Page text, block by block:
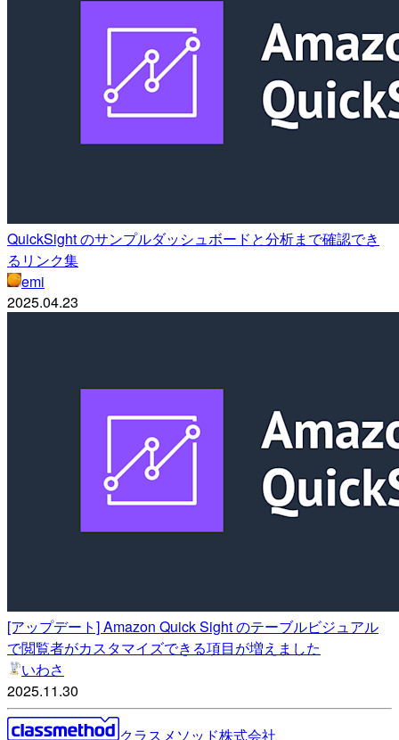
QuickSight のサンプルダッシュボードと分析まで確認でき
るリンク集
emi
2025.04.23
[アップデート] Amazon Quick Sight のテーブルビジュアル
で閲覧者がカスタマイズできる項目が増えました
いわさ
2025.11.30
クラスメソッド株式会社